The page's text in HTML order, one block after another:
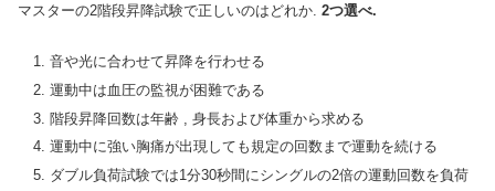
マスターの2階段昇降試験で正しいのはどれか. 2つ選べ.
音や光に合わせて昇降を行わせる
運動中は血圧の監視が困難である
階段昇降回数は年齢 , 身長および体重から求める
運動中に強い胸痛が出現しても規定の回数まで運動を続ける
ダブル負荷試験では1分30秒間にシングルの2倍の運動回数を負荷